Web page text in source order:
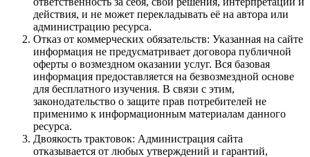
действия, и не может перекладывать её на автора или
администрацию ресурса.
Отказ от коммерческих обязательств: Указанная на сайте
информация не предусматривает договора публичной
оферты о возмездном оказании услуг. Вся базовая
информация предоставляется на безвозмездной основе
для бесплатного изучения. В связи с этим,
законодательство о защите прав потребителей не
применимо к информационным материалам данного
ресурса.
Двоякость трактовок: Администрация сайта
отказывается от любых утверждений и гарантий,